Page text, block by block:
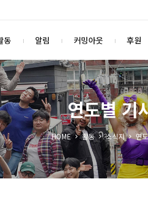
동 알림 커밍아웃 후원
연도별 기
HOME 활동 소식지 연